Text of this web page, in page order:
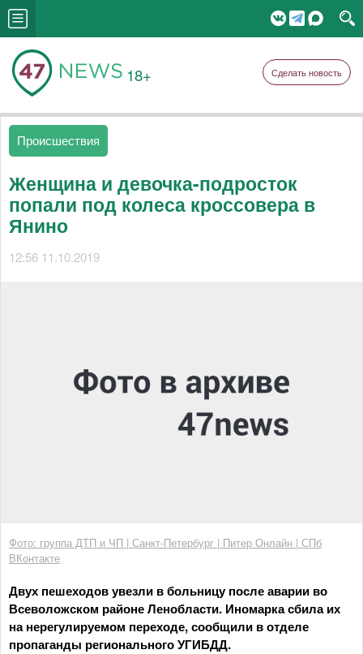
18+ Сделать новость
Происшествия
Женщина и девочка-подросток
попали под колеса кроссовера в
Янино
12:56 11.10.2019
Фото: группа ДТП и ЧП | Санкт-Петербург | Питер Онлайн | СПб
ВКонтакте
Двух пешеходов увезли в больницу после аварии во
Всеволожском районе Ленобласти. Иномарка сбила их
на нерегулируемом переходе, сообщили в отделе
пропаганды регионального УГИБДД.